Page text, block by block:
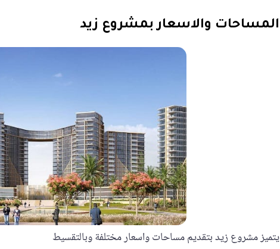
المساحات والاسعار بمشروع زيد
يتميز مشروع زيد بتقديم مساحات واسعار مختلفة وبالتقسيط